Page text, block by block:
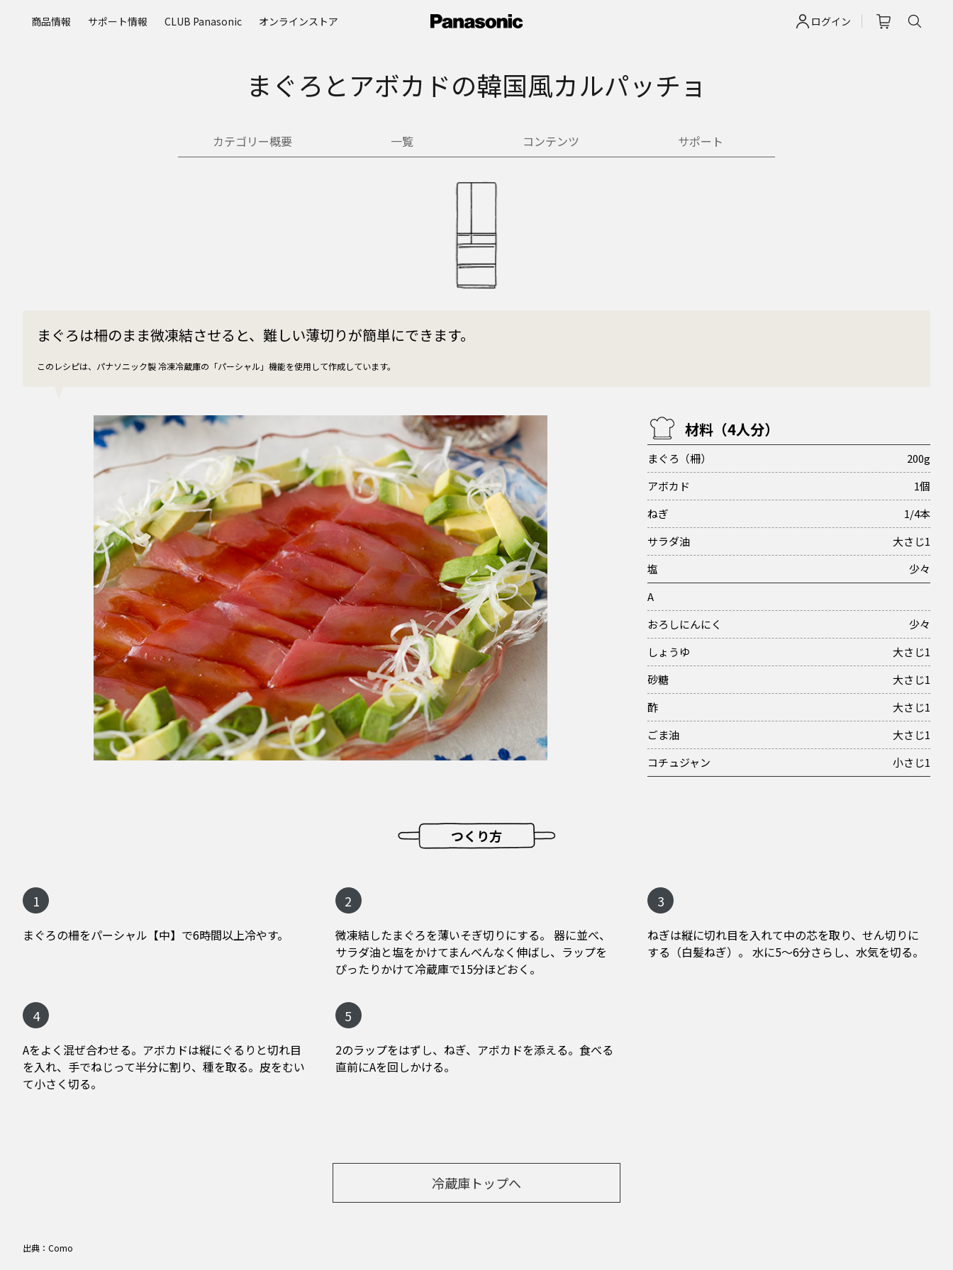
ログイン
商品情報 サポート情報 CLUB Panasonic オンラインストア
まぐろとアボカドの韓国風カルパッチョ
カテゴリー概要 一覧 コンテンツ サポート
まぐろは柵のまま微凍結させると、難しい薄切りが簡単にできます。
このレシピは、パナソニック製 冷凍冷蔵庫の「パーシャル」機能を使用して作成しています。
材料（4人分）
まぐろ（柵）
200g
アボカド
1個
ねぎ
1/4本
サラダ油
大さじ1
塩
少々
A
おろしにんにく
少々
しょうゆ
大さじ1
砂糖
大さじ1
酢
大さじ1
ごま油
大さじ1
コチュジャン
小さじ1
つくり方
1
まぐろの柵をパーシャル【中】で6時間以上冷やす。
2
微凍結したまぐろを薄いそぎ切りにする。 器に並べ、
サラダ油と塩をかけてまんべんなく伸ばし、ラップを
ぴったりかけて冷蔵庫で15分ほどおく。
3
ねぎは縦に切れ目を入れて中の芯を取り、せん切りに
する（白髪ねぎ）。 水に5～6分さらし、水気を切る。
4
Aをよく混ぜ合わせる。アボカドは縦にぐるりと切れ目
を入れ、手でねじって半分に割り、種を取る。皮をむい
て小さく切る。
5
2のラップをはずし、ねぎ、アボカドを添える。食べる
直前にAを回しかける。
冷蔵庫トップへ
出典：Como